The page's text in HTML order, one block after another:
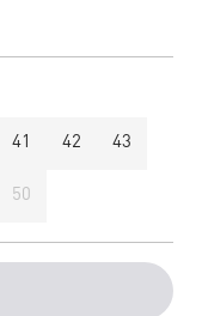
41 42 43
50